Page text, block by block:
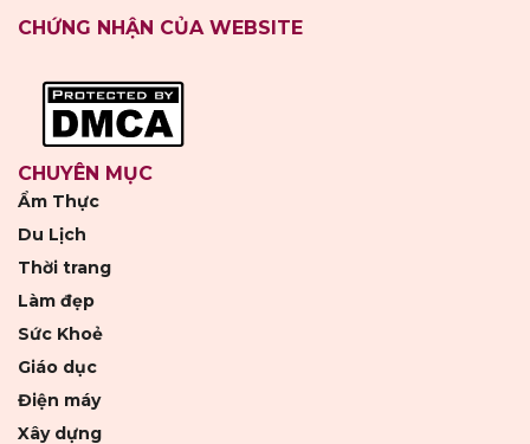
CHỨNG NHẬN CỦA WEBSITE
CHUYÊN MỤC
Ẩm Thực
Du Lịch
Thời trang
Làm đẹp
Sức Khoẻ
Giáo dục
Điện máy
Xây dựng